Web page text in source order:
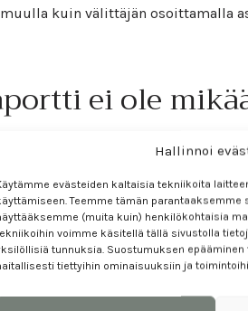
Hallinnoi
evästeiden kaltaisia tekniikoita
Teemme tämän parantaaksemme
(muita kuin) henkilökohtaisia
voimme käsitellä tällä sivustolla
tunnuksia. Suostumuksen
tiettyihin ominaisuuksiin ja
kuin välittäjän osoittamalla
ei ole
on hyvä muistaa, että
todettu jonkin ongelman
olevaan asiaan ei ole otettu
tarkoita, ettei sitä ole.
purkamatta. Suuren osan